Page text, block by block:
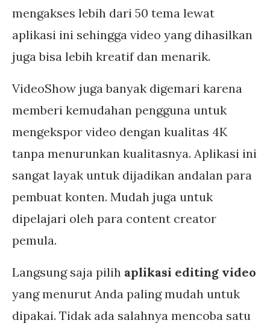
mengakses lebih dari 50 tema lewat
aplikasi ini sehingga video yang dihasilkan
juga bisa lebih kreatif dan menarik.
VideoShow juga banyak digemari karena
memberi kemudahan pengguna untuk
mengekspor video dengan kualitas 4K
tanpa menurunkan kualitasnya. Aplikasi ini
sangat layak untuk dijadikan andalan para
pembuat konten. Mudah juga untuk
dipelajari oleh para content creator
pemula.
Langsung saja pilih aplikasi editing video
yang menurut Anda paling mudah untuk
dipakai. Tidak ada salahnya mencoba satu